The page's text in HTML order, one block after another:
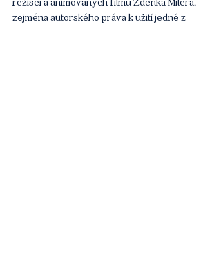
zejména autorského práva k užití jedné z